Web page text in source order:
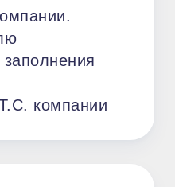
компании